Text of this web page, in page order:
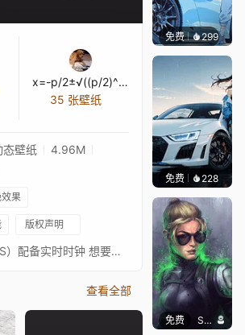
x=-p/2±√((p/2)^2-q)
35 张壁纸
态壁纸
4.96M
果
版权声明
奥迪 R8（Type 4S）配备实时时钟 想要请求不同颜色的汽车？请查看我的个人资料是否已有，如果没有，请留言，我会尽力实现。
查看全部
免费 299Ado
免费 228Ado
免费 SomethingEPIC